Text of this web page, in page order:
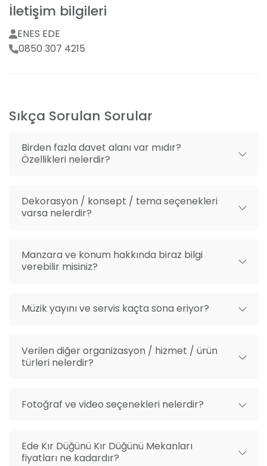
yaratıyoruz.
Fotoğraf & İletişim
ettiğiniz tüm soruları bize iletemeniz yeterli.
Sahne sistemleri, ses ve ışık
Yemek servisi
Menü tadımı
İletişim bilgileri
ENES EDE
0850 307 4215
Sıkça Sorulan Sorular
Birden fazla davet alanı var mıdır?
Özellikleri nelerdir?
Dekorasyon / konsept / tema seçenekleri
varsa nelerdir?
Manzara ve konum hakkında biraz bilgi
verebilir misiniz?
Müzik yayını ve servis kaçta sona eriyor?
Verilen diğer organizasyon / hizmet / ürün
türleri nelerdir?
Fotoğraf ve video seçenekleri nelerdir?
Ede Kır Düğünü Kır Düğünü Mekanları
fiyatları ne kadardır?